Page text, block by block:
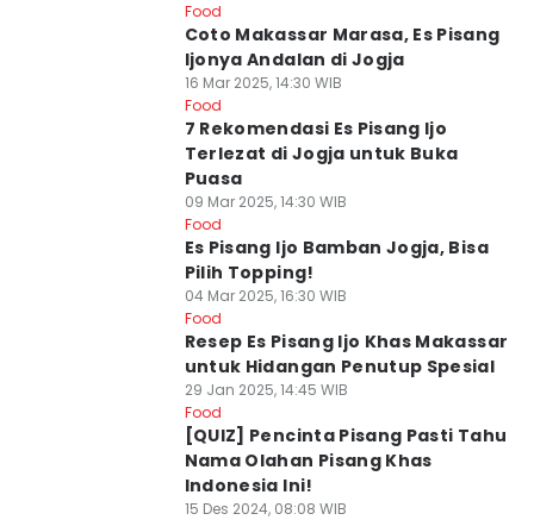
Food
Coto Makassar Marasa, Es Pisang
Ijonya Andalan di Jogja
16 Mar 2025, 14:30 WIB
Food
7 Rekomendasi Es Pisang Ijo
Terlezat di Jogja untuk Buka
Puasa
09 Mar 2025, 14:30 WIB
Food
Es Pisang Ijo Bamban Jogja, Bisa
Pilih Topping!
04 Mar 2025, 16:30 WIB
Food
Resep Es Pisang Ijo Khas Makassar
untuk Hidangan Penutup Spesial
29 Jan 2025, 14:45 WIB
Food
[QUIZ] Pencinta Pisang Pasti Tahu
Nama Olahan Pisang Khas
Indonesia Ini!
15 Des 2024, 08:08 WIB